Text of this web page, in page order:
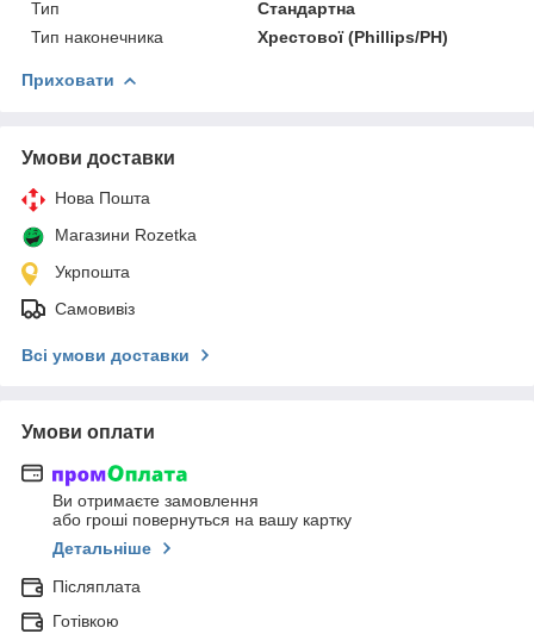
Тип
Стандартна
Тип наконечника
Хрестової (Phillips/PH)
Приховати
Умови доставки
Нова Пошта
Магазини Rozetka
Укрпошта
Самовивіз
Всі умови доставки
Умови оплати
Ви отримаєте замовлення
або гроші повернуться на вашу картку
Детальніше
Післяплата
Готівкою